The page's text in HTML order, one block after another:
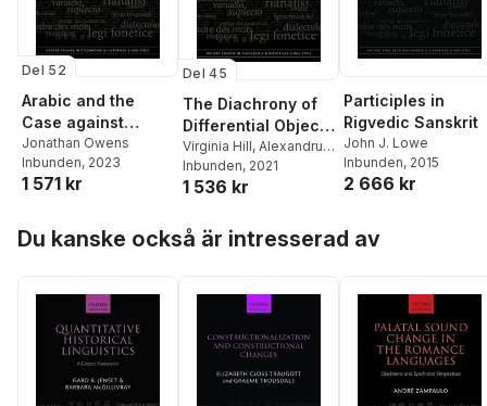
Del 52
Arabic and the
Case against
Linearity in
Historical
Linguistics
Jonathan Owens
Inbunden, 2023
1 571 kr
Del 45
The Diachrony of
Differential Object
Marking in
Romanian
Virginia Hill, Alexandru
Mardale
Inbunden, 2021
1 536 kr
Participles in
Rigvedic Sanskrit
John J. Lowe
Inbunden, 2015
2 666 kr
Du kanske också är intresserad av